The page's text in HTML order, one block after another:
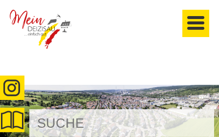
anmelden